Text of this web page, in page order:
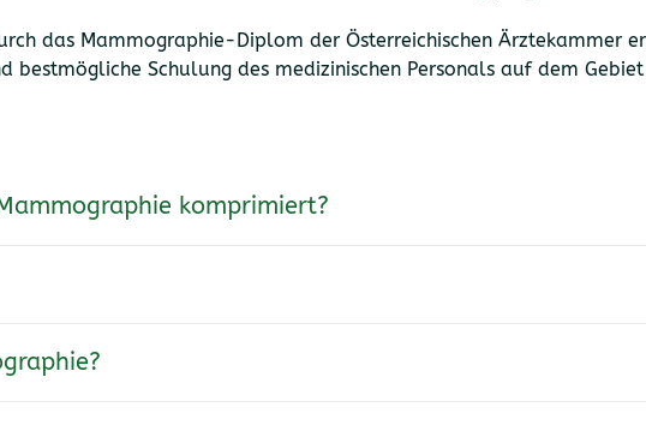
das Mammographie-Diplom der Österreichischen Ärztekammer
bestmögliche Schulung des medizinischen Personals auf dem
komprimiert?